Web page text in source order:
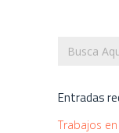
Entradas
Trabajos